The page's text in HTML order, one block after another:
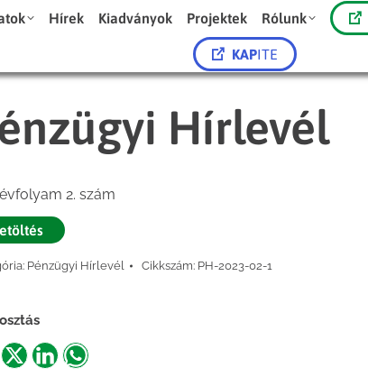
Hírek Kiadványok Projektek Rólunk
KAPITE
Hírlevél
2. szám
Pénzügyi Hírlevél Cikkszám: PH-2023-02-1
ShareShareShare